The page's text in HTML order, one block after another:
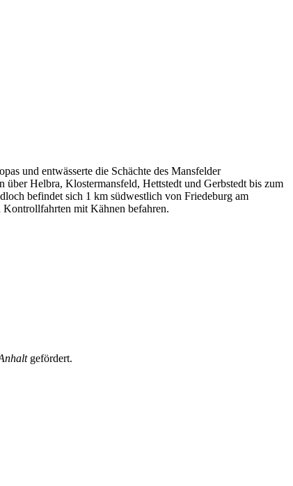
und entwässerte die Schächte des Mansfelder
Helbra, Klostermansfeld, Hettstedt und Gerbstedt bis zum
befindet sich 1 km südwestlich von Friedeburg am
mit Kähnen befahren.
gefördert.